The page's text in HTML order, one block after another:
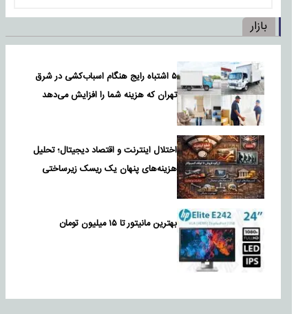
بازار
۵ اشتباه رایج هنگام اسباب‌کشی در شرق
تهران که هزینه شما را افزایش می‌دهد
اختلال اینترنت و اقتصاد دیجیتال؛ تحلیل
هزینه‌های پنهان یک ریسک زیرساختی
بهترین مانیتور تا ۱۵ میلیون تومان